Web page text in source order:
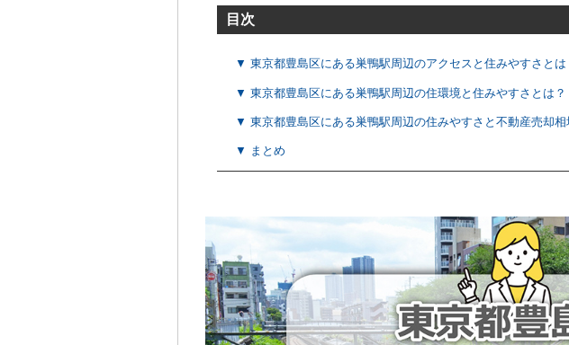
目次
▼ 東京都豊島区にある巣鴨駅周辺のアクセスと住みやすさとは
▼ 東京都豊島区にある巣鴨駅周辺の住環境と住みやすさとは？
▼ 東京都豊島区にある巣鴨駅周辺の住みやすさと不動産売却相
▼ まとめ